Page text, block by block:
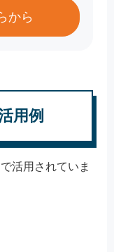
から
用例
活用されていま